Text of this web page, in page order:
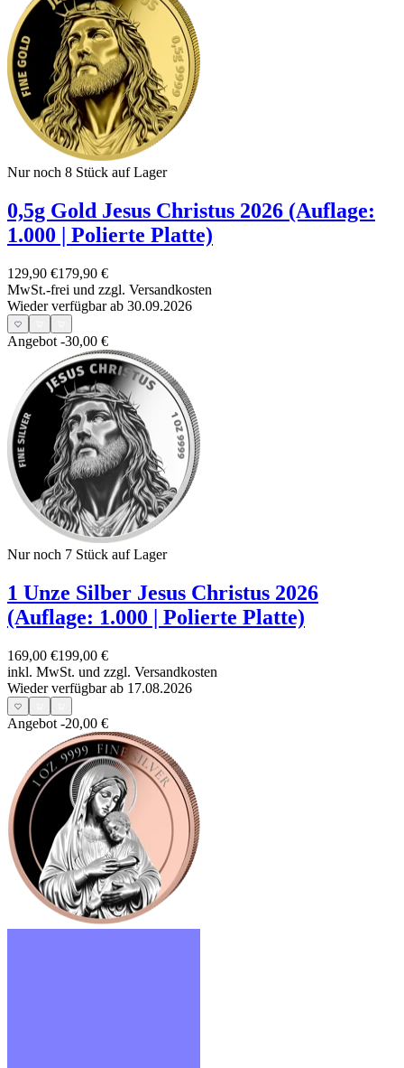
Nur noch 8 Stück auf Lager
0,5g Gold Jesus Christus 2026 (Auflage:
1.000 | Polierte Platte)
129,90 €179,90 €
MwSt.-frei und zzgl. Versandkosten
Wieder verfügbar ab 30.09.2026
Angebot -30,00 €
Nur noch 7 Stück auf Lager
1 Unze Silber Jesus Christus 2026
(Auflage: 1.000 | Polierte Platte)
169,00 €199,00 €
inkl. MwSt. und zzgl. Versandkosten
Wieder verfügbar ab 17.08.2026
Angebot -20,00 €